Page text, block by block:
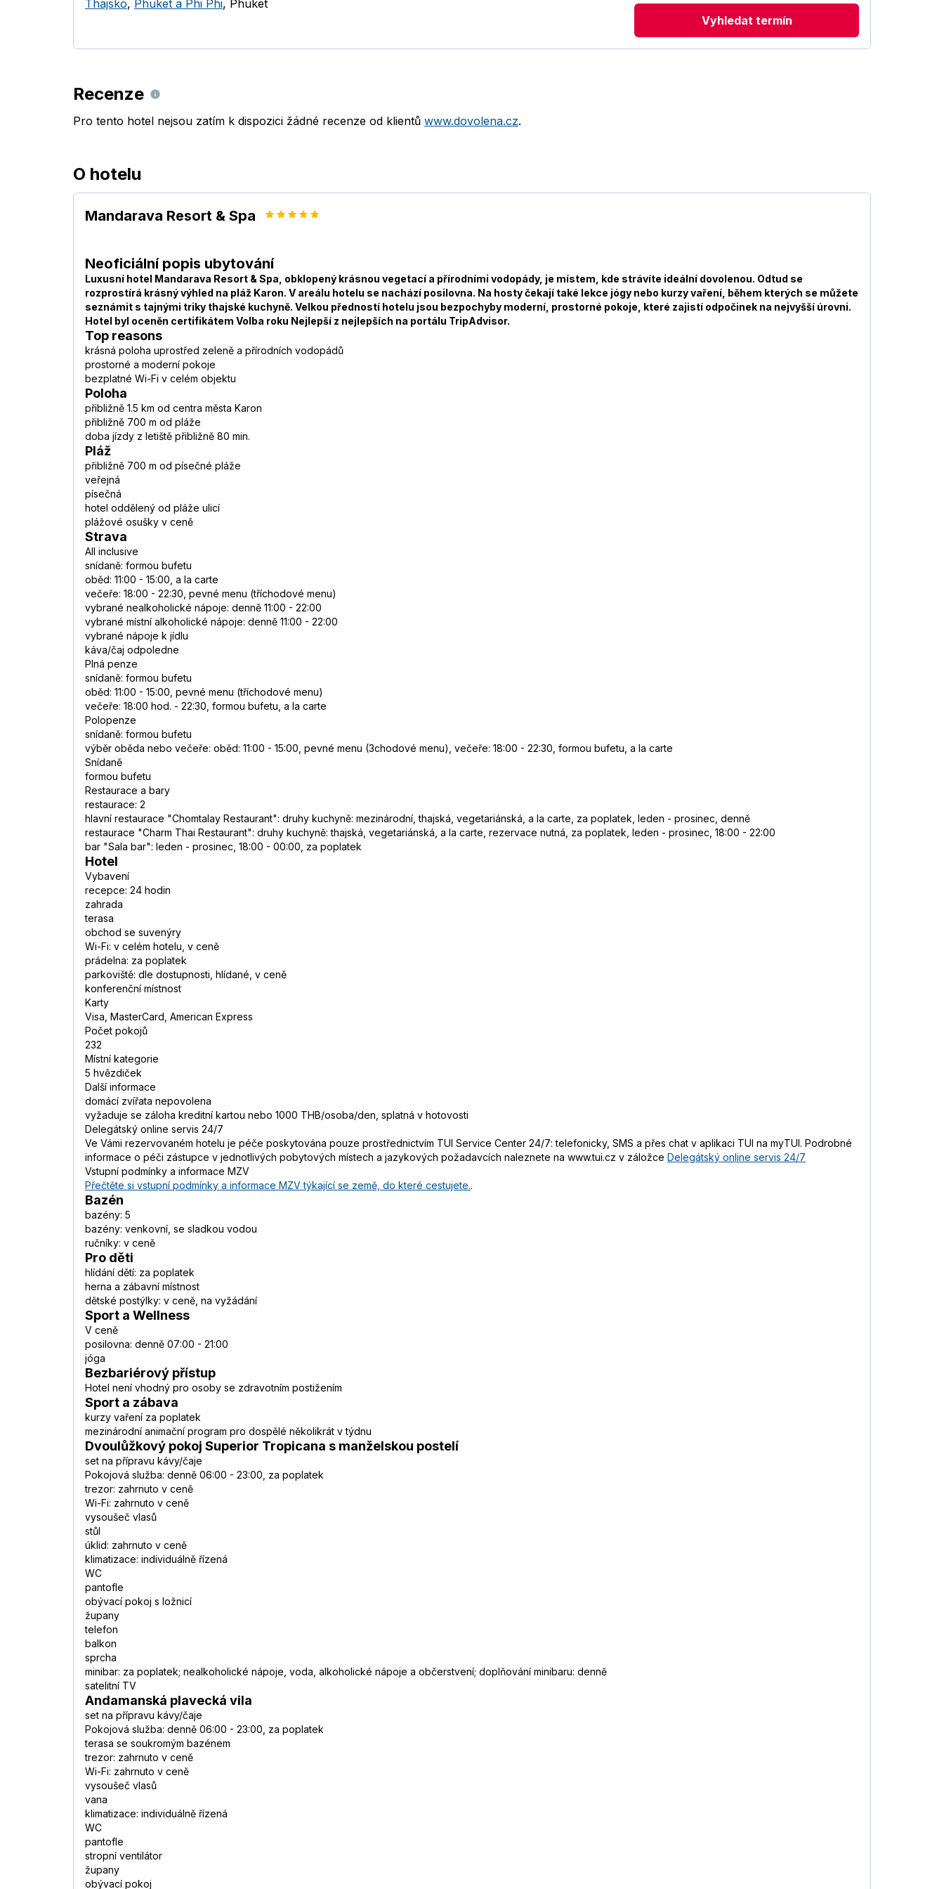
Thajsko, Phuket a Phi Phi, Phuket
Vyhledat termín
Recenze
Pro tento hotel nejsou zatím k dispozici žádné recenze od klientů www.dovolena.cz.
O hotelu
Mandarava Resort & Spa
Neoficiální popis ubytování
Luxusní hotel Mandarava Resort & Spa, obklopený krásnou vegetací a přírodními vodopády, je místem, kde strávíte ideální dovolenou. Odtud se
rozprostírá krásný výhled na pláž Karon. V areálu hotelu se nachází posilovna. Na hosty čekají také lekce jógy nebo kurzy vaření, během kterých se můžete
seznámit s tajnými triky thajské kuchyně. Velkou předností hotelu jsou bezpochyby moderní, prostorné pokoje, které zajistí odpočinek na nejvyšší úrovni.
Hotel byl oceněn certifikátem Volba roku Nejlepší z nejlepších na portálu TripAdvisor.
Top reasons
krásná poloha uprostřed zeleně a přírodních vodopádů
prostorné a moderní pokoje
bezplatné Wi-Fi v celém objektu
Poloha
přibližně 1.5 km od centra města Karon
přibližně 700 m od pláže
doba jízdy z letiště přibližně 80 min.
Pláž
přibližně 700 m od písečné pláže
veřejná
písečná
hotel oddělený od pláže ulicí
plážové osušky v ceně
Strava
All inclusive
snídaně: formou bufetu
oběd: 11:00 - 15:00, a la carte
večeře: 18:00 - 22:30, pevné menu (tříchodové menu)
vybrané nealkoholické nápoje: denně 11:00 - 22:00
vybrané místní alkoholické nápoje: denně 11:00 - 22:00
vybrané nápoje k jídlu
káva/čaj odpoledne
Plná penze
snídaně: formou bufetu
oběd: 11:00 - 15:00, pevné menu (tříchodové menu)
večeře: 18:00 hod. - 22:30, formou bufetu, a la carte
Polopenze
snídaně: formou bufetu
výběr oběda nebo večeře: oběd: 11:00 - 15:00, pevné menu (3chodové menu), večeře: 18:00 - 22:30, formou bufetu, a la carte
Snídaně
formou bufetu
Restaurace a bary
restaurace: 2
hlavní restaurace "Chomtalay Restaurant": druhy kuchyně: mezinárodní, thajská, vegetariánská, a la carte, za poplatek, leden - prosinec, denně
restaurace "Charm Thai Restaurant": druhy kuchyně: thajská, vegetariánská, a la carte, rezervace nutná, za poplatek, leden - prosinec, 18:00 - 22:00
bar "Sala bar": leden - prosinec, 18:00 - 00:00, za poplatek
Hotel
Vybavení
recepce: 24 hodin
zahrada
terasa
obchod se suvenýry
Wi-Fi: v celém hotelu, v ceně
prádelna: za poplatek
parkoviště: dle dostupnosti, hlídané, v ceně
konferenční místnost
Karty
Visa, MasterCard, American Express
Počet pokojů
232
Místní kategorie
5 hvězdiček
Další informace
domácí zvířata nepovolena
vyžaduje se záloha kreditní kartou nebo 1000 THB/osoba/den, splatná v hotovosti
Delegátský online servis 24/7
Ve Vámi rezervovaném hotelu je péče poskytována pouze prostřednictvím TUI Service Center 24/7: telefonicky, SMS a přes chat v aplikaci TUI na myTUI. Podrobné
informace o péči zástupce v jednotlivých pobytových místech a jazykových požadavcích naleznete na www.tui.cz v záložce Delegátský online servis 24/7
Vstupní podmínky a informace MZV
Přečtěte si vstupní podmínky a informace MZV týkající se země, do které cestujete..
Bazén
bazény: 5
bazény: venkovní, se sladkou vodou
ručníky: v ceně
Pro děti
hlídání dětí: za poplatek
herna a zábavní místnost
dětské postýlky: v ceně, na vyžádání
Sport a Wellness
V ceně
posilovna: denně 07:00 - 21:00
jóga
Bezbariérový přístup
Hotel není vhodný pro osoby se zdravotním postižením
Sport a zábava
kurzy vaření za poplatek
mezinárodní animační program pro dospělé několikrát v týdnu
Dvoulůžkový pokoj Superior Tropicana s manželskou postelí
set na přípravu kávy/čaje
Pokojová služba: denně 06:00 - 23:00, za poplatek
trezor: zahrnuto v ceně
Wi-Fi: zahrnuto v ceně
vysoušeč vlasů
stůl
úklid: zahrnuto v ceně
klimatizace: individuálně řízená
WC
pantofle
obývací pokoj s ložnicí
župany
telefon
balkon
sprcha
minibar: za poplatek; nealkoholické nápoje, voda, alkoholické nápoje a občerstvení; doplňování minibaru: denně
satelitní TV
Andamanská plavecká vila
set na přípravu kávy/čaje
Pokojová služba: denně 06:00 - 23:00, za poplatek
terasa se soukromým bazénem
trezor: zahrnuto v ceně
Wi-Fi: zahrnuto v ceně
vysoušeč vlasů
vana
klimatizace: individuálně řízená
WC
pantofle
stropní ventilátor
župany
obývací pokoj